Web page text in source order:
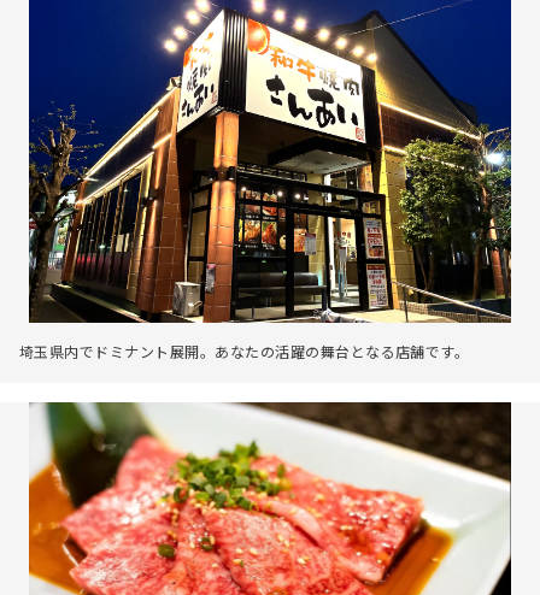
埼玉県内でドミナント展開。あなたの活躍の舞台となる店舗です。